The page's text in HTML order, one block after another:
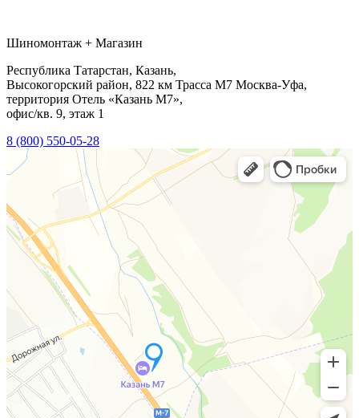
Шиномонтаж + Магазин
Республика Татарстан, Казань,
Высокогорский район, 822 км Трасса М7 Москва-Уфа,
территория Отель «Казань М7»,
офис/кв. 9, этаж 1
8 (800) 550-05-28